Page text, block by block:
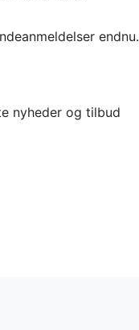
endnu.
nyheder og tilbud